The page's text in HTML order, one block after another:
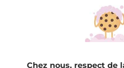
Le plaisir d'une brume
corps et les
★★★★★
★★★★★ (634)
Chez nous, respect de